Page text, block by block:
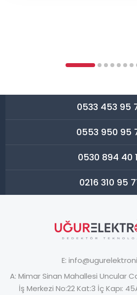
0533 453 95
0553 950 95
0530 894 40
0216 310 95
E:
A: Mimar Sinan Mahallesi Uncular
İş Merkezi No:22 Kat:3 İç Kapı: